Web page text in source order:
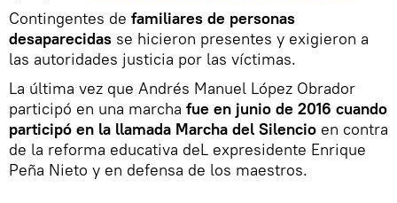
Contingentes de familiares de personas
desaparecidas se hicieron presentes y exigieron a
las autoridades justicia por las víctimas.
La última vez que Andrés Manuel López Obrador
participó en una marcha fue en junio de 2016 cuando
participó en la llamada Marcha del Silencio en contra
de la reforma educativa deL expresidente Enrique
Peña Nieto y en defensa de los maestros.